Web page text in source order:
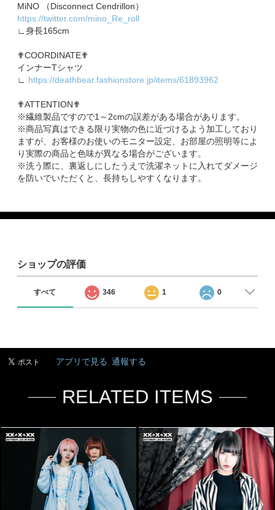
MiNO （Disconnect Cendrillon）
https://twitter.com/mino_Re_roll
∟身長165cm
✟COORDINATE✟
インナーTシャツ
∟ https://deathbear.fashionstore.jp/items/61893962
✟ATTENTION✟
※繊維製品ですので1～2cmの誤差がある場合があります。
※商品写真はできる限り実物の色に近づけるよう加工しており
ますが、お客様のお使いのモニター設定、お部屋の照明等によ
り実際の商品と色味が異なる場合がございます。
※洗う際に、裏返しにしたうえで洗濯ネットに入れてダメージ
を防いでいただくと、長持ちしやすくなります。
ショップの評価
すべて 346 1 0
アプリで見る 通報する
RELATED ITEMS